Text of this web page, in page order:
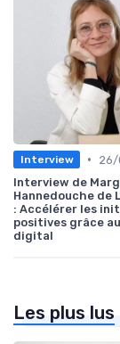
Interview •
Interview de
Hannedouche de
: Accélérer les
positives grâce
digital
Les plus lus